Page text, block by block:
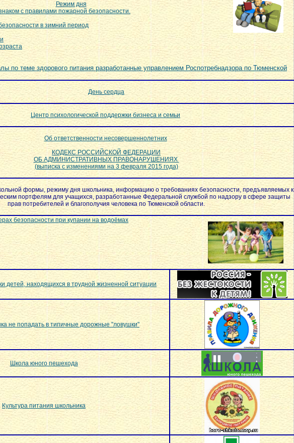
Режим дня
с правилами пожарной безопасности.
в зимний период
по теме здорового питания разработанные управлением Роспотребнадзора по Тюменской
День сердца
Центр психологической поддержки бизнеса и семьи
Об ответственности несовершеннолетних
КОДЕКС РОССИЙСКОЙ ФЕДЕРАЦИИ
ОБ АДМИНИСТРАТИВНЫХ ПРАВОНАРУШЕНИЯХ
(выписка с изменениями на 3 февраля 2015 года)
формы, режиму дня школьника, информацию о требованиях безопасности, предъявляемых к
портфелям для учащихся, разработанные Федеральной службой по надзору в сфере защиты
прав потребителей и благополучия человека по Тюменской области.
безопасности при купании на водоёмах
детей, находящихся в трудной жизненной ситуации
не попадать в типичные дорожные "ловушки"
Школа юного пешехода
Культура питания школьника